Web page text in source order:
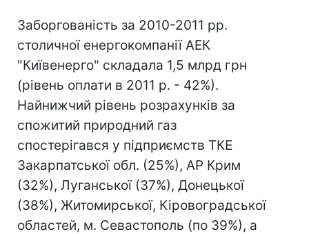
Заборгованість за 2010-2011 рр.
столичної енергокомпанії АЕК
"Київенерго" складала 1,5 млрд грн
(рівень оплати в 2011 р. - 42%).
Найнижчий рівень розрахунків за
спожитий природний газ
спостерігався у підприємств ТКЕ
Закарпатської обл. (25%), АР Крим
(32%), Луганської (37%), Донецької
(38%), Житомирської, Кіровоградської
областей, м. Севастополь (по 39%), а